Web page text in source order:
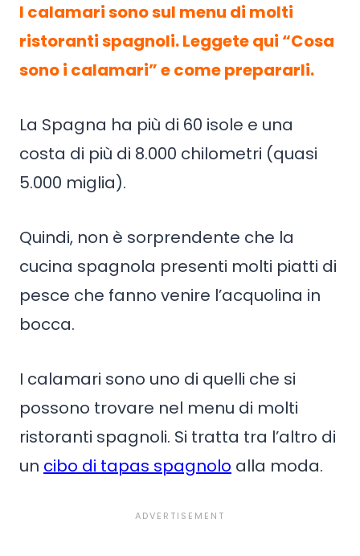
I calamari sono sul menu di molti
ristoranti spagnoli. Leggete qui “Cosa
sono i calamari” e come prepararli.
La Spagna ha più di 60 isole e una
costa di più di 8.000 chilometri (quasi
5.000 miglia).
Quindi, non è sorprendente che la
cucina spagnola presenti molti piatti di
pesce che fanno venire l’acquolina in
bocca.
I calamari sono uno di quelli che si
possono trovare nel menu di molti
ristoranti spagnoli. Si tratta tra l’altro di
un cibo di tapas spagnolo alla moda.